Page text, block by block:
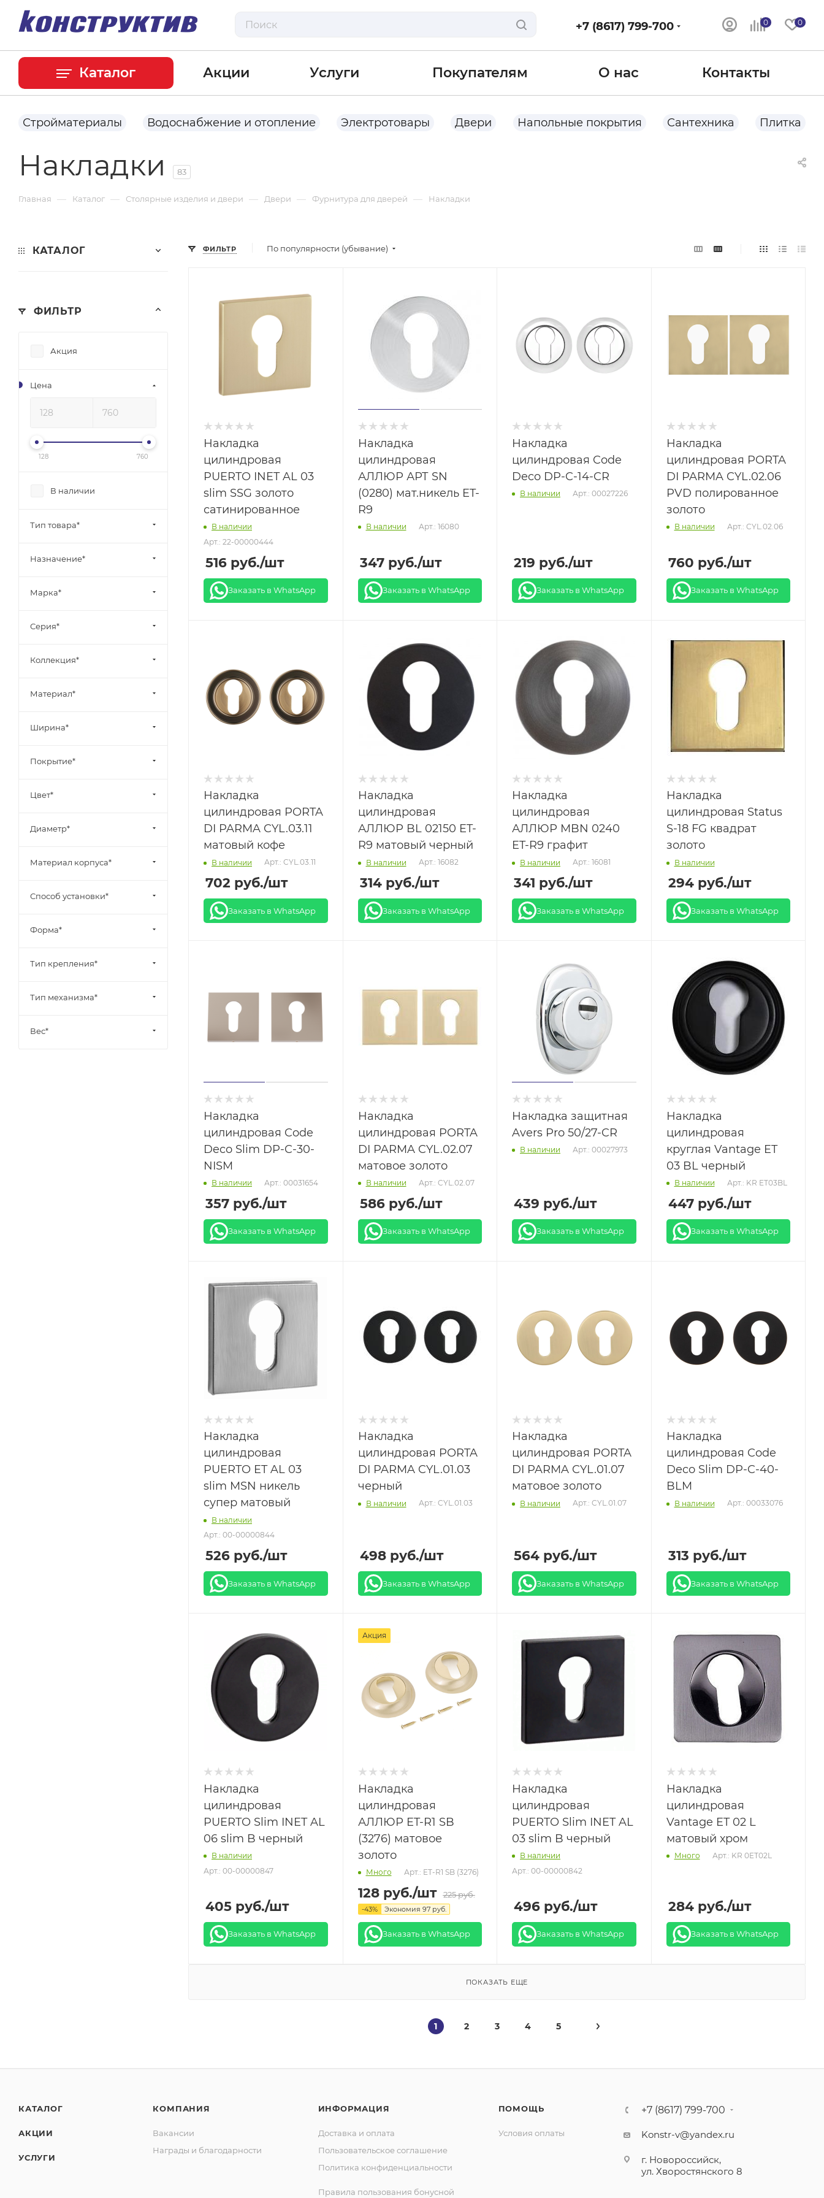
0 0
+7 (8617) 799-700
Каталог Акции Услуги Покупателям О нас Контакты
Стройматериалы Водоснабжение и отопление Электротовары Двери Напольные покрытия Сантехника Плитка
Накладки 83
Главная — Каталог — Столярные изделия и двери — Двери — Фурнитура для дверей — Накладки
ФИЛЬТР По популярности (убывание)
Накладка
цилиндровая
PUERTO INET AL 03
slim SSG золото
сатинированное
В наличии
Арт.: 22-00000444
516 руб./шт
Заказать в WhatsApp
Накладка
цилиндровая
АЛЛЮР АРТ SN
(0280) мат.никель ET-
R9
В наличии Арт.: 16080
347руб./шт
Заказать в WhatsApp
Накладка
цилиндровая Code
Deco DP-C-14-CR
В наличии Арт.: 00027226
219 руб./шт
Заказать в WhatsApp
Накладка
цилиндровая PORTA
DI PARMA CYL.02.06
PVD полированное
золото
В наличии Арт.: CYL.02.06
760 руб./шт
Заказать в WhatsApp
Накладка
цилиндровая PORTA
DI PARMA CYL.03.11
матовый кофе
В наличии Арт.: CYL.03.11
702 руб./шт
Заказать в WhatsApp
Накладка
цилиндровая
АЛЛЮР BL 02150 ET-
R9 матовый черный
В наличии Арт.: 16082
314руб./шт
Заказать в WhatsApp
Накладка
цилиндровая
АЛЛЮР MBN 0240
ET-R9 графит
В наличии Арт.: 16081
341 руб./шт
Заказать в WhatsApp
Накладка
цилиндровая Status
S-18 FG квадрат
золото
В наличии
294руб./шт
Заказать в WhatsApp
Накладка
цилиндровая Code
Deco Slim DP-C-30-
NISM
В наличии Арт.: 00031654
357 руб./шт
Заказать в WhatsApp
Накладка
цилиндровая PORTA
DI PARMA CYL.02.07
матовое золото
В наличии Арт.: CYL.02.07
586руб./шт
Заказать в WhatsApp
Накладка защитная
Avers Pro 50/27-CR
В наличии Арт.: 00027973
439 руб./шт
Заказать в WhatsApp
Накладка
цилиндровая
круглая Vantage ET
03 BL черный
В наличии Арт.: KR ET03BL
447руб./шт
Заказать в WhatsApp
Накладка
цилиндровая
PUERTO ET AL 03
slim MSN никель
супер матовый
В наличии
Арт.: 00-00000844
526 руб./шт
Заказать в WhatsApp
Накладка
цилиндровая PORTA
DI PARMA CYL.01.03
черный
В наличии Арт.: CYL.01.03
498руб./шт
Заказать в WhatsApp
Накладка
цилиндровая PORTA
DI PARMA CYL.01.07
матовое золото
В наличии Арт.: CYL.01.07
564 руб./шт
Заказать в WhatsApp
Накладка
цилиндровая Code
Deco Slim DP-C-40-
BLM
В наличии Арт.: 00033076
313 руб./шт
Заказать в WhatsApp
Накладка
цилиндровая
PUERTO Slim INET AL
06 slim B черный
В наличии
Арт.: 00-00000847
405 руб./шт
Заказать в WhatsApp
Акция
Накладка
цилиндровая
АЛЛЮР ET-R1 SB
(3276) матовое
золото
Много Арт.: ET-R1 SB (3276)
128руб./шт 225руб.
-43% Экономия 97руб.
Заказать в WhatsApp
Накладка
цилиндровая
PUERTO Slim INET AL
03 slim B черный
В наличии
Арт.: 00-00000842
496 руб./шт
Заказать в WhatsApp
Накладка
цилиндровая
Vantage ET 02 L
матовый хром
Много Арт.: KR 0ET02L
284руб./шт
Заказать в WhatsApp
ПОКАЗАТЬ ЕЩЕ
1 2 3 4 5
КАТАЛОГ
ФИЛЬТР
Акция
Цена
128 760
В наличии
Тип товара*
Назначение*
Марка*
Серия*
Коллекция*
Материал*
Ширина*
Покрытие*
Цвет*
Диаметр*
Материал корпуса*
Способ установки*
Форма*
Тип крепления*
Тип механизма*
Вес*
КАТАЛОГ
АКЦИИ
УСЛУГИ
КОМПАНИЯ
Вакансии
Награды и благодарности
ИНФОРМАЦИЯ
Доставка и оплата
Пользовательское соглашение
Политика конфиденциальности
Правила пользования бонусной
ПОМОЩЬ
Условия оплаты
+7 (8617) 799-700
Konstr-v@yandex.ru
г. Новороссийск,
ул. Хворостянского 8